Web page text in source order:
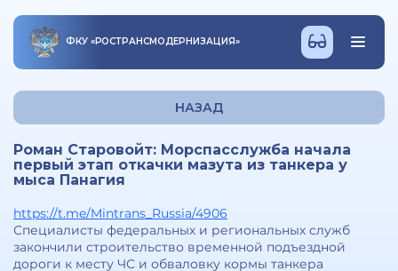
ФКУ «РОСТРАНСМОДЕРНИЗАЦИЯ»
НАЗАД
Роман Старовойт: Морспасслужба начала
первый этап откачки мазута из танкера у
мыса Панагия
https://t.me/Mintrans_Russia/4906
Специалисты федеральных и региональных служб
закончили строительство временной подъездной
дороги к месту ЧС и обваловку кормы танкера